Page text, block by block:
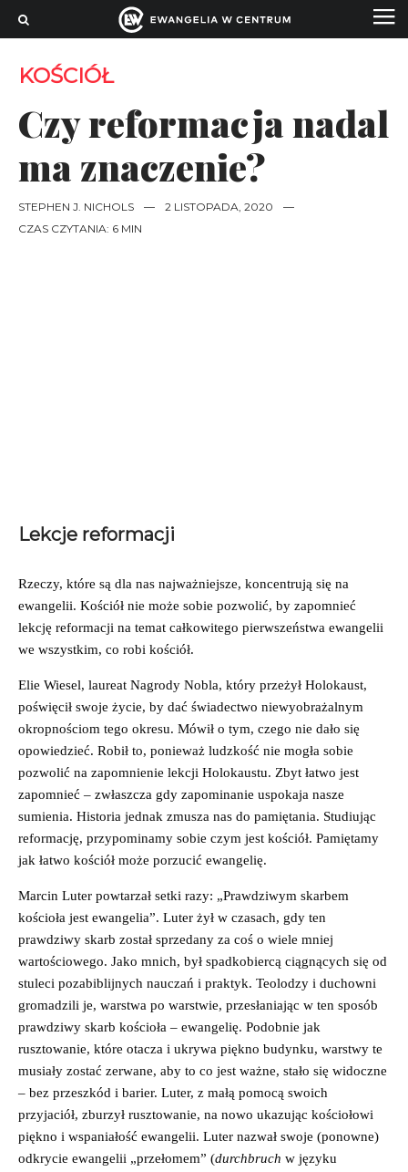
KOŚCIÓŁ
Czy reformacja nadal
ma znaczenie?
STEPHEN J. NICHOLS — 2 LISTOPADA, 2020
—
CZAS CZYTANIA: 6 MIN
Lekcje reformacji
Rzeczy, które są dla nas najważniejsze, koncentrują się na
ewangelii. Kościół nie może sobie pozwolić, by zapomnieć
lekcję reformacji na temat całkowitego pierwszeństwa ewangelii
we wszystkim, co robi kościół.
Elie Wiesel, laureat Nagrody Nobla, który przeżył Holokaust,
poświęcił swoje życie, by dać świadectwo niewyobrażalnym
okropnościom tego okresu. Mówił o tym, czego nie dało się
opowiedzieć. Robił to, ponieważ ludzkość nie mogła sobie
pozwolić na zapomnienie lekcji Holokaustu. Zbyt łatwo jest
zapomnieć – zwłaszcza gdy zapominanie uspokaja nasze
sumienia. Historia jednak zmusza nas do pamiętania. Studiując
reformację, przypominamy sobie czym jest kościół. Pamiętamy
jak łatwo kościół może porzucić ewangelię.
Marcin Luter powtarzał setki razy: „Prawdziwym skarbem
kościoła jest ewangelia”. Luter żył w czasach, gdy ten
prawdziwy skarb został sprzedany za coś o wiele mniej
wartościowego. Jako mnich, był spadkobiercą ciągnących się od
stuleci pozabiblijnych nauczań i praktyk. Teolodzy i duchowni
gromadzili je, warstwa po warstwie, przesłaniając w ten sposób
prawdziwy skarb kościoła – ewangelię. Podobnie jak
rusztowanie, które otacza i ukrywa piękno budynku, warstwy te
musiały zostać zerwane, aby to co jest ważne, stało się widoczne
– bez przeszkód i barier. Luter, z małą pomocą swoich
przyjaciół, zburzył rusztowanie, na nowo ukazując kościołowi
piękno i wspaniałość ewangelii. Luter nazwał swoje (ponowne)
odkrycie ewangelii „przełomem” (durchbruch w języku